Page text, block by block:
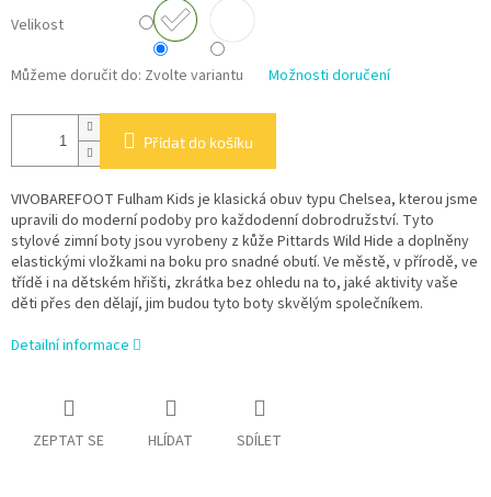
Velikost
Můžeme doručit do: Zvolte variantu Možnosti doručení
Přidat do košíku
VIVOBAREFOOT Fulham Kids je klasická obuv typu Chelsea, kterou jsme
upravili do moderní podoby pro každodenní dobrodružství. Tyto
stylové zimní boty jsou vyrobeny z kůže Pittards Wild Hide a doplněny
elastickými vložkami na boku pro snadné obutí. Ve městě, v přírodě, ve
třídě i na dětském hřišti, zkrátka bez ohledu na to, jaké aktivity vaše
děti přes den dělají, jim budou tyto boty skvělým společníkem.
Detailní informace
ZEPTAT SE HLÍDAT SDÍLET